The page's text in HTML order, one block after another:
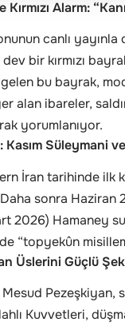
Alarm:
canlı
bir kırmızı
gelen bu bayrak,
alan ibareler,
yorumlanıyor.
Süleymani ve
İran tarihinde ilk
sonra Haziran
2026) Hamaney
“topyekûn
Üslerini Güçlü
Pezeşkiyan,
Kuvvetleri,